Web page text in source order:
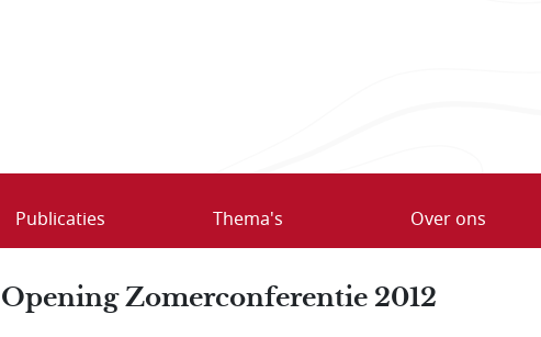
Publicaties Thema's Over ons
Opening Zomerconferentie 2012